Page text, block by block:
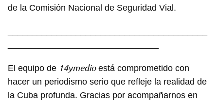
de la Comisión Nacional de Seguridad Vial.
El equipo de 14ymedioestá comprometido con
hacer un periodismo serio que refleje la realidad de
la Cuba profunda. Gracias por acompañarnos en